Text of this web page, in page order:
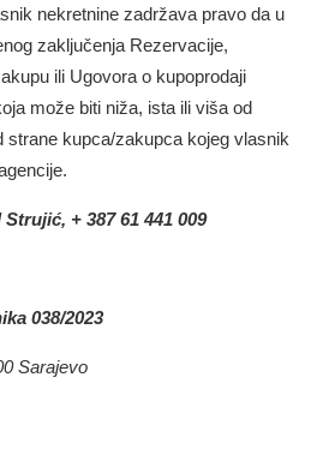
nekretnine zadržava pravo da u
zaključenja Rezervacije,
ili Ugovora o kupoprodaji
može biti niža, ista ili viša od
strane kupca/zakupca kojeg vlasnik
+ 387 61 441 009
038/2023
Sarajevo